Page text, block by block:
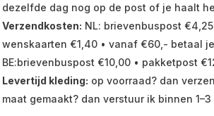
dezelfde dag nog op de post of je haalt
Verzendkosten: NL: brievenbuspost
wenskaarten €1,40 • vanaf €60,- betaal
BE:brievenbuspost €10,00 • pakketpost
Levertijd kleding: op voorraad? dan
maat gemaakt? dan verstuur ik binnen